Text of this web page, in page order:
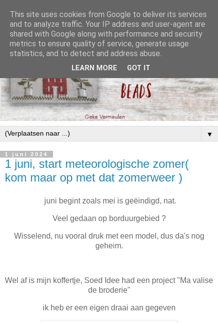
▼
1 juni 2024
1 juni, start meteorologische zomer(
kom maar op met dat zomerweer )
juni begint zoals mei is geëindigd, nat.
Veel gedaan op borduurgebied ?
Wisselend, nu vooral druk met een model, dus da's nog
geheim.
Wel af is mijn koffertje, Soed Idee had een project "Ma valise
de broderie"
ik heb er een eigen draai aan gegeven
This site uses cookies from Google to deliver its services
and to analyze traffic. Your IP address and user-agent are
shared with Google along with performance and security
metrics to ensure quality of service, generate usage
statistics, and to detect and address abuse.
LEARN MORE GOT IT